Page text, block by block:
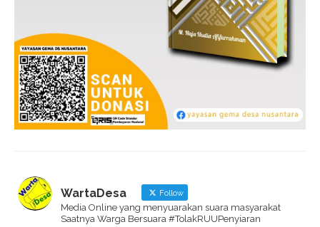
WartaDesa Follow
Media Online yang menyuarakan suara masyarakat
Saatnya Warga Bersuara #TolakRUUPenyiaran